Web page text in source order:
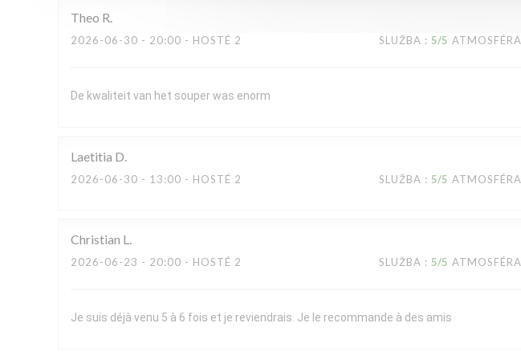
Theo R
2026-06-30 - 20:00 - HOSTÉ 2 SLUŽBA : 5/5 ATMOSFÉRA
De kwaliteit van het souper was enorm
Laetitia D
2026-06-30 - 13:00 - HOSTÉ 2 SLUŽBA : 5/5 ATMOSFÉRA
Christian L
2026-06-23 - 20:00 - HOSTÉ 2 SLUŽBA : 5/5 ATMOSFÉRA
Je suis déjà venu 5 à 6 fois et je reviendrais. Je le recommande à des amis